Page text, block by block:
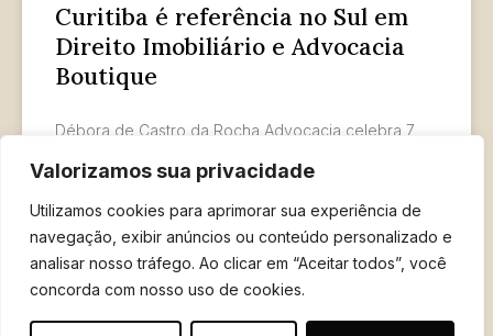
Valorizamos sua privacidade
Utilizamos cookies para aprimorar sua experiência de
navegação, exibir anúncios ou conteúdo personalizado e
analisar nosso tráfego. Ao clicar em “Aceitar todos”, você
concorda com nosso uso de cookies.
Curitiba é referência no Sul em
Direito Imobiliário e Advocacia
Boutique
Débora de Castro da Rocha Advocacia celebra 7
Curitiba Ao lado direito da advogada Debora de
LER MAIS »